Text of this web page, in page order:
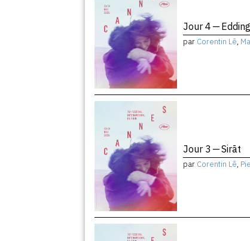
Jour 4 —
par Corentin Lê,
Jour 3 — Sirāt
par Corentin Lê,